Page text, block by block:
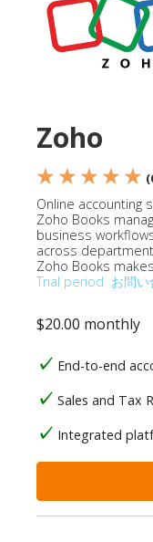
Zoho
★ ★ ★ ★ ★
Online accounting
Zoho Books
business
across
Zoho Books
Trial period お問
$20.00 monthly
End-to-end
Sales and Tax
Integrated